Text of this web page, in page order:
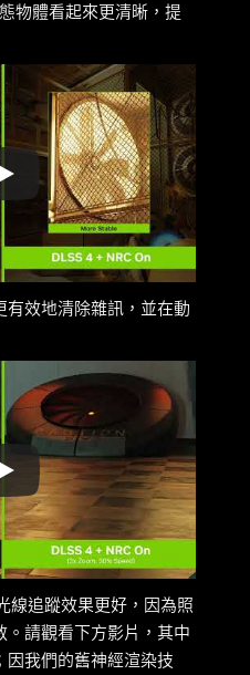
物體看起來更清晰，提
效地清除雜訊，並在動
線追蹤效果更好，因為照
。請觀看下方影片，其中
因我們的舊神經渲染技